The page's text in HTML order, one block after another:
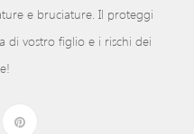
e bruciature. Il proteggi
di vostro figlio e i rischi dei